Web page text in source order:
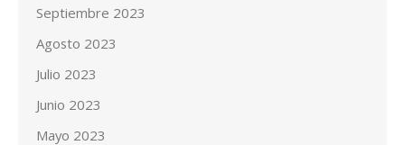
Septiembre 2023
Agosto 2023
Julio 2023
Junio 2023
Mayo 2023